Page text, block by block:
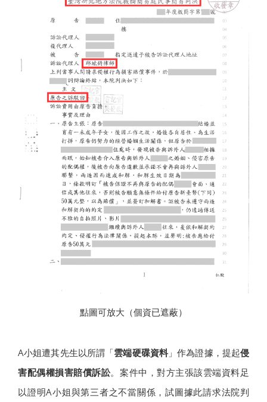
點圖可放大（個資已遮蔽）
A小姐遭其先生以所謂「雲端硬碟資料 」作為證據，提起侵
害配偶權損害賠償訴訟。案件中，對方主張該雲端資料足
以證明A小姐與第三者之不當關係，試圖據此請求法院判